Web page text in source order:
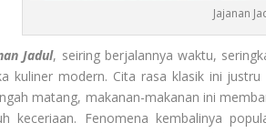
Jajanan
Jadul, seiring berjalannya waktu,
kuliner modern. Cita rasa klasik ini
matang, makanan-makanan ini
keceriaan. Fenomena kembalinya